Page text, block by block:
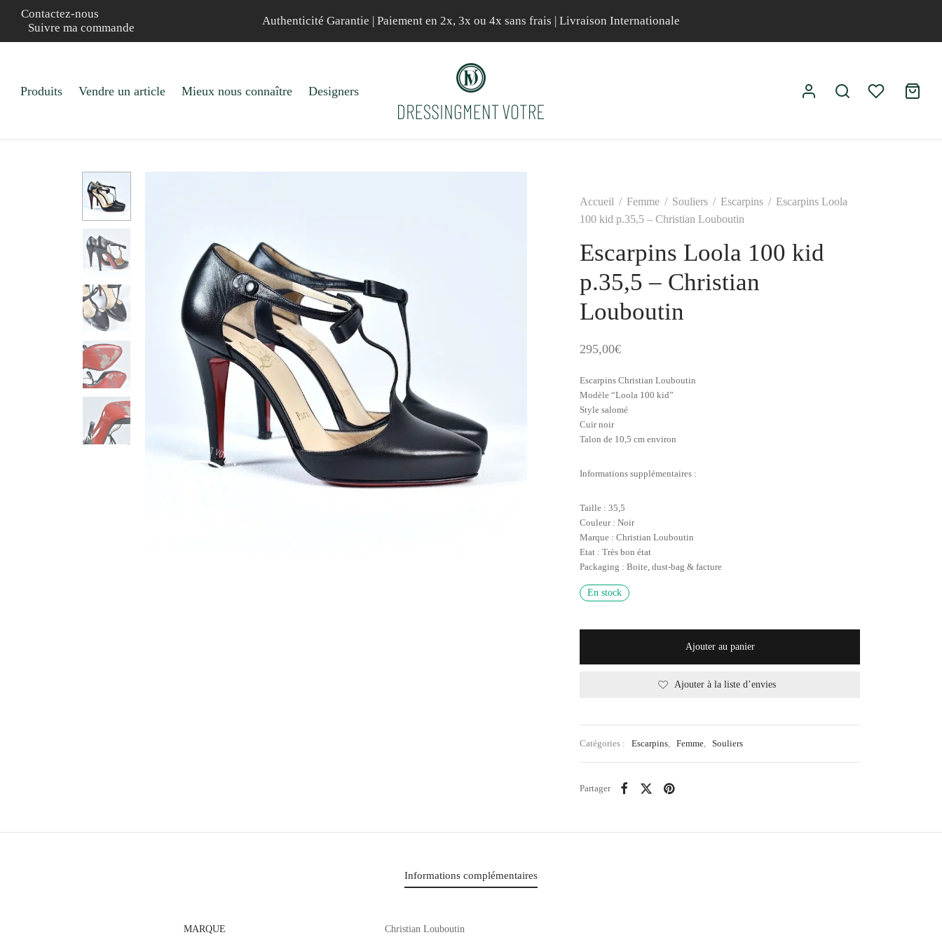
Contactez-nous
Suivre ma commande
Authenticité Garantie | Paiement en 2x, 3x ou 4x sans frais | Livraison Internationale
Produits Vendre un article Mieux nous connaître Designers
Accueil / Femme / Souliers / Escarpins / Escarpins Loola
100 kid p.35,5 – Christian Louboutin
Escarpins Loola 100 kid
p.35,5 – Christian
Louboutin
295,00€
Escarpins Christian Louboutin
Modèle “Loola 100 kid”
Style salomé
Cuir noir
Talon de 10,5 cm environ
Informations supplémentaires :
Taille : 35,5
Couleur : Noir
Marque : Christian Louboutin
Etat : Très bon état
Packaging : Boite, dust-bag & facture
En stock
Ajouter au panier
Ajouter à la liste d’envies
Catégories : Escarpins, Femme, Souliers
Partager
Informations complémentaires
MARQUE Christian Louboutin